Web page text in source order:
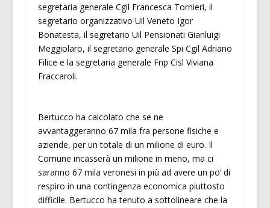
segretaria generale Cgil Francesca Tornieri, il
segretario organizzativo Uil Veneto Igor
Bonatesta, il segretario Uil Pensionati Gianluigi
Meggiolaro, il segretario generale Spi Cgil Adriano
Filice e la segretaria generale Fnp Cisl Viviana
Fraccaroli.
Bertucco ha calcolato che se ne
avvantaggeranno 67 mila fra persone fisiche e
aziende, per un totale di un milione di euro. Il
Comune incasserà un milione in meno, ma ci
saranno 67 mila veronesi in più ad avere un po’ di
respiro in una contingenza economica piuttosto
difficile. Bertucco ha tenuto a sottolineare che la